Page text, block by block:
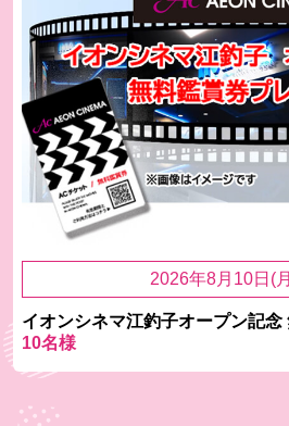
2026年8月10日(
イオンシネマ江釣子オープン記念
10名様